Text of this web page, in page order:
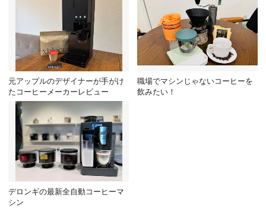
元アップルのデザイナーが手がけ
たコーヒーメーカーレビュー
職場でマシンじゃないコーヒーを
飲みたい！
デロンギの最新全自動コーヒーマ
シン